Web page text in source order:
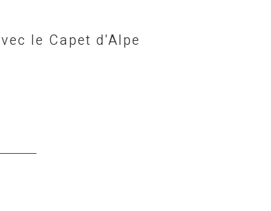
le Capet d'Alpe